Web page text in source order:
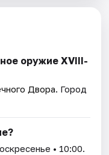
оружие XVIII-
Двора. Город
• 10:00.